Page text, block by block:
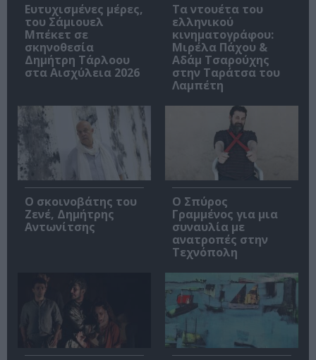
Ευτυχισμένες μέρες,
του Σάμιουελ
Μπέκετ σε
σκηνοθεσία
Δημήτρη Τάρλοου
στα Αισχύλεια 2026
Τα ντουέτα του
ελληνικού
κινηματογράφου:
Μιρέλα Πάχου &
Αδάμ Τσαρούχης
στην Ταράτσα του
Λαμπέτη
Ο σκοινοβάτης του
Ζενέ, Δημήτρης
Αντωνίτσης
Ο Σπύρος
Γραμμένος για μια
συναυλία με
ανατροπές στην
Τεχνόπολη